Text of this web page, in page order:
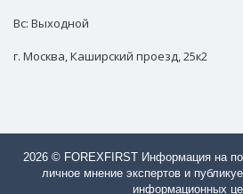
Вс: Выходной
г. Москва,Каширский проезд, 25к2
2026 © FOREXFIRST Информация на
личное мнение экспертов и
информационных